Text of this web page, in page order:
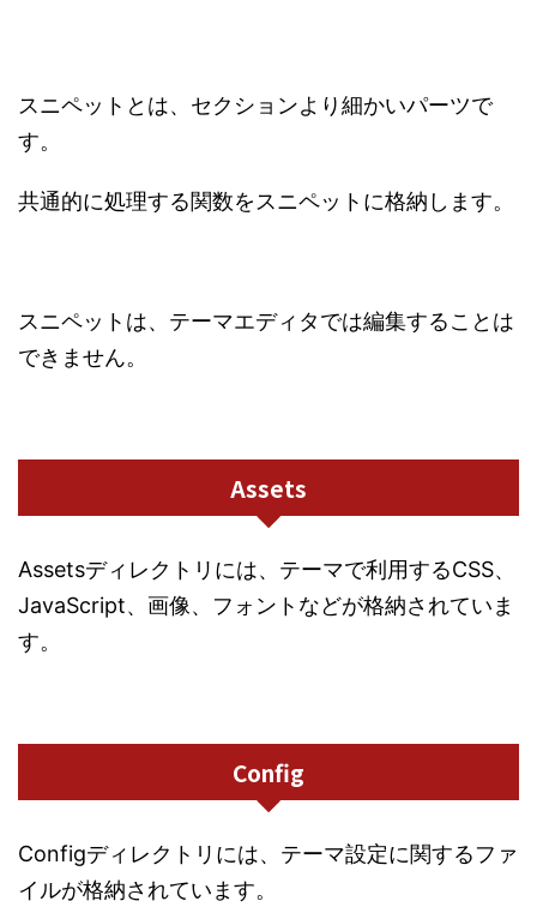
スニペットとは、セクションより細かいパーツで
す。
共通的に処理する関数をスニペットに格納します。
スニペットは、テーマエディタでは編集することは
できません。
Assets
Assetsディレクトリには、テーマで利用するCSS、
JavaScript、画像、フォントなどが格納されていま
す。
Config
Configディレクトリには、テーマ設定に関するファ
イルが格納されています。